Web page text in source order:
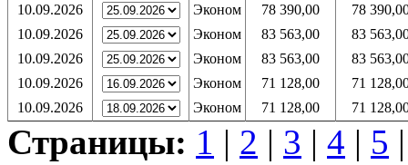
10.09.2026
Эконом 78 390,00
78
10.09.2026
Эконом 83 563,00
83
10.09.2026
Эконом 83 563,00
83
10.09.2026
Эконом 71 128,00
71
10.09.2026
Эконом 71 128,00 71
Страницы: 1 | 2 | 3 | 4 | 5